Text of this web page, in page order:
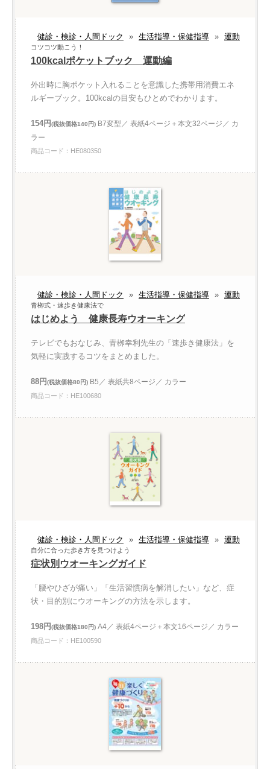
健診・検診・人間ドック » 生活指導・保健指導 » 運動
コツコツ動こう！
100kcalポケットブック 運動編
外出時に胸ポケット入れることを意識した携帯用消費エネ
ルギーブック。100kcalの目安もひとめでわかります。
154円(税抜価格140円) B7変型／ 表紙4ページ＋本文32ページ／ カ
ラー
商品コード：HE080350
健診・検診・人間ドック » 生活指導・保健指導 » 運動
青栁式・速歩き健康法で
はじめよう 健康長寿ウオーキング
テレビでもおなじみ、青栁幸利先生の「速歩き健康法」を
気軽に実践するコツをまとめました。
88円(税抜価格80円) B5／ 表紙共8ページ／ カラー
商品コード：HE100680
健診・検診・人間ドック » 生活指導・保健指導 » 運動
自分に合った歩き方を見つけよう
症状別ウオーキングガイド
「腰やひざが痛い」「生活習慣病を解消したい」など、症
状・目的別にウオーキングの方法を示します。
198円(税抜価格180円) A4／ 表紙4ページ＋本文16ページ／ カラー
商品コード：HE100590